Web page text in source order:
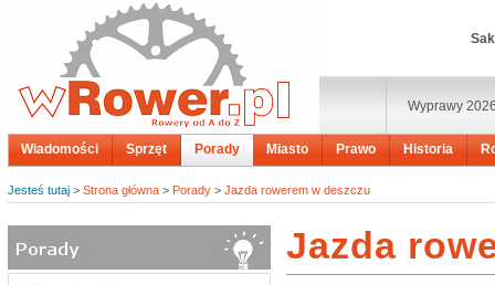
Wyprawy
Wiadomości Sprzęt Porady Miasto Prawo Historia
Jesteś tutaj > Strona główna > Porady > Jazda rowerem w deszczu
Jazda